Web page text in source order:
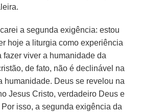
a segunda exigência: estou
hoje a liturgia como experiência
fazer viver a humanidade da
de fato, não é declinável na
humanidade. Deus se revelou na
Jesus Cristo, verdadeiro Deus e
isso, a segunda exigência da